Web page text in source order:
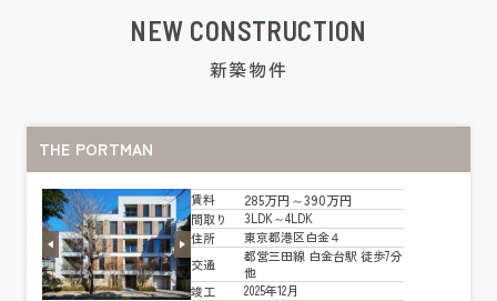
NEW CONSTRUCTION
新築物件
THE PORTMAN
賃料 285万円～390万円
間取り
3LDK～4LDK
住所
東京都港区白金４
交通
都営三田線 白金台駅 徒歩7分
他
竣工
2025年12月